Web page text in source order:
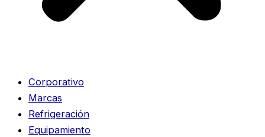
Corporativo
Marcas
Refrigeración
Equipamiento